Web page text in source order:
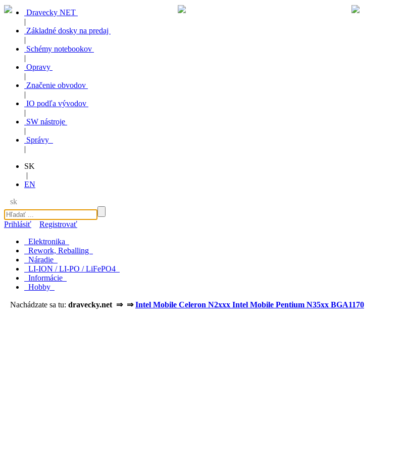
Dravecky NET
|
Základné dosky na predaj
|
Schémy notebookov
|
Opravy
|
Značenie obvodov
|
IO podľa vývodov
|
SW nástroje
|
Správy
|
SK
|
EN
sk
Prihlásiť
Registrovať
Elektronika
Rework, Reballing
Náradie
LI-ION / LI-PO / LiFePO4
Informácie
Hobby
Nachádzate sa tu: dravecky.net ⇒ ⇒Intel Mobile Celeron N2xxx Intel Mobile Pentium N35xx BGA1170